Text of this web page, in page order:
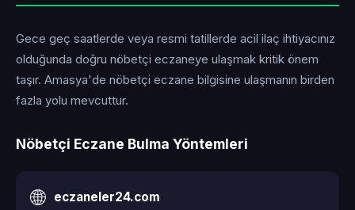
Gece geç saatlerde veya resmi tatillerde acil ilaç ihtiyacınız
olduğunda doğru nöbetçi eczaneye ulaşmak kritik önem
taşır. Amasya'de nöbetçi eczane bilgisine ulaşmanın birden
fazla yolu mevcuttur.
Nöbetçi Eczane Bulma Yöntemleri
🌐 eczaneler24.com